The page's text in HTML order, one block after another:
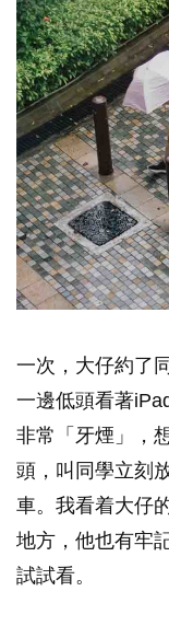
一次，大仔約了
一邊低頭看著
非常「牙煙」，
頭，叫同學立刻
車。我看着大仔
地方，他也有牢
試試看。